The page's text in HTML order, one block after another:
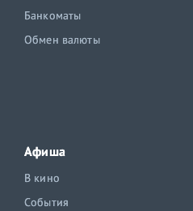
Банкоматы
Обмен валюты
Афиша
В кино
События